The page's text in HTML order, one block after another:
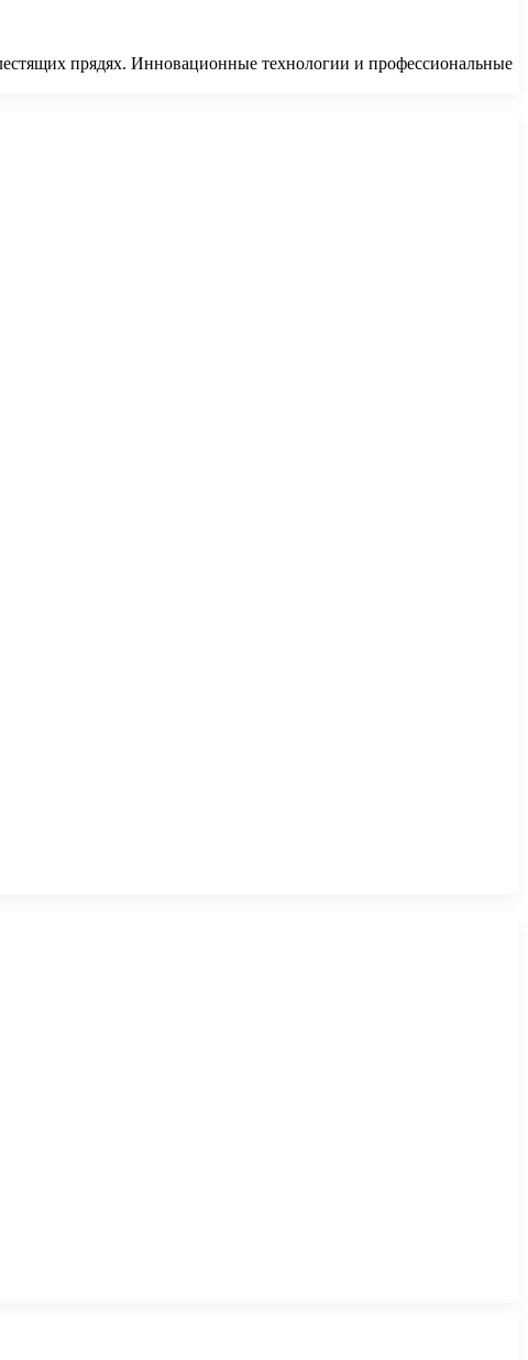
прядях. Инновационные технологии и профессиональные